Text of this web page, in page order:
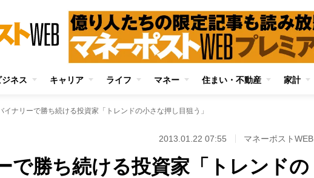
ジネス キャリア ライフ マネー 住まい・不動産 家計
イナリーで勝ち続ける投資家「トレンドの小さな押し目狙う」
2013.01.22 07:55 マネーポストWEB
で勝ち続ける投資家「トレンドの